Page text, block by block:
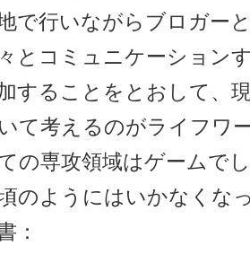
で行いながらブロガー
とコミュニケーション
することをとおして、
て考えるのがライフワ
の専攻領域はゲームで
のようにはいかなくな
：